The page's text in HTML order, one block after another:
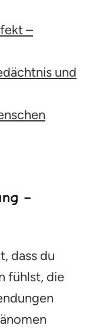
–
und
–
dass du
fühlst, die